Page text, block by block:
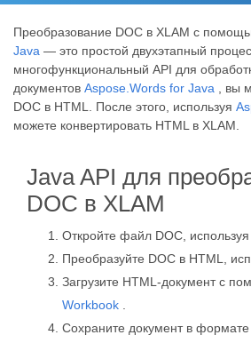
Преобразование DOC в XLAM с
Java — это простой двухэтапный
многофункциональный API для
документов Aspose.Words for Java , вы
DOC в HTML. После этого, используя
можете конвертировать HTML в XLAM.
Java API для
DOC в XLAM
Откройте файл DOC, используя
Преобразуйте DOC в HTML,
Загрузите HTML-документ с
Workbook
Сохраните документ в